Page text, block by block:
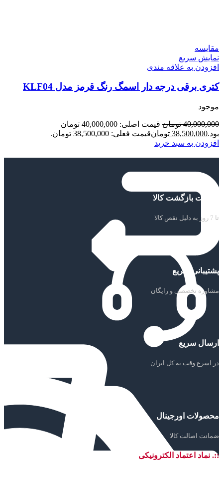
مقايسه
نمایش سریع
افزودن به علاقه مندی
کتری برقی درجه دار اسمگ رنگ قرمز مدل KLF04
موجود
40,000,000 تومان
قیمت اصلی: 40,000,000 تومان
بود.38,500,000 تومانقیمت فعلی: 38,500,000 تومان.
افزودن به سبد خرید
ضمانت بازگشت کالا
تا 7 روز به دلیل نقص کالا
پشتیبانی سریع
مشاوره تخصصی و رایگان
ارسال سریع
در اسرع وقت به کل ایران
محصولات اورجینال
ضمانت اصالت کالا
::. نماد اعتماد الکترونیکی